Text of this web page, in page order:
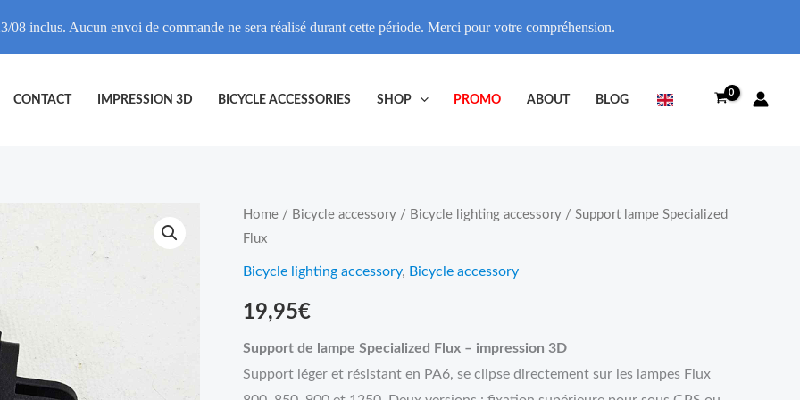
CONTACT IMPRESSION 3D BICYCLE ACCESSORIES SHOP PROMO ABOUT BLOG
Home / Bicycle accessory / Bicycle lighting accessory / Support lampe Specialized
Flux
Bicycle lighting accessory, Bicycle accessory
19,95€
Support de lampe Specialized Flux – impression 3D
Support léger et résistant en PA6, se clipse directement sur les lampes Flux
Support
lampe
Specialized
quantity
08 inclus. Aucun envoi de commande ne sera réalisé durant cette période. Merci pour votre compréhension.